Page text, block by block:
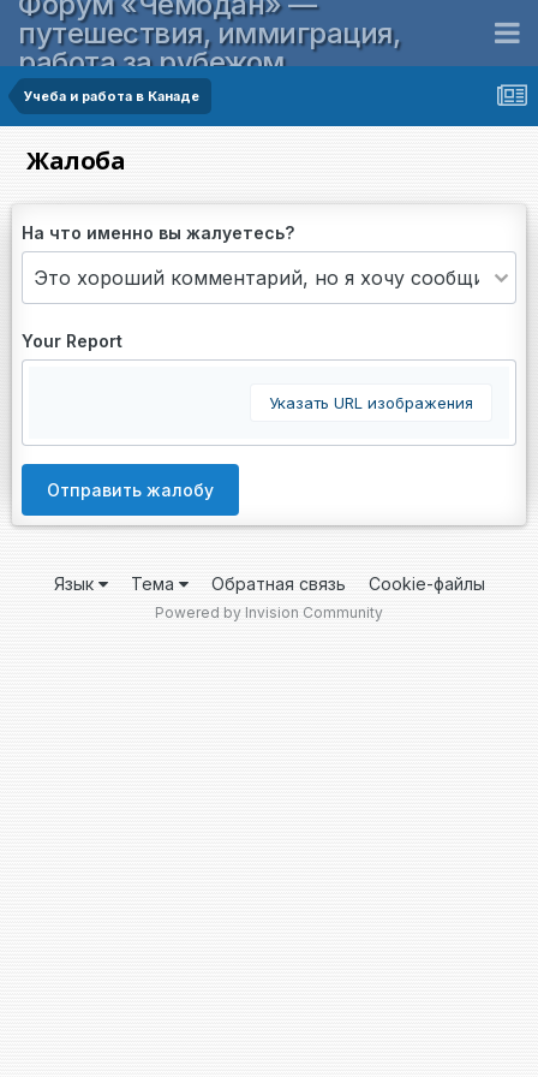
путешествия, иммиграция,
работа за рубежом
Учеба и работа в Канаде
Жалоба
На что именно вы жалуетесь?
Your Report
Указать URL изображения
Отправить жалобу
Язык Тема Обратная связь Cookie-файлы
Powered by Invision Community